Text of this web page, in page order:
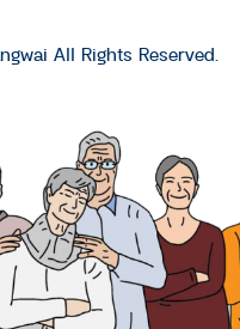
All Rights Reserved.